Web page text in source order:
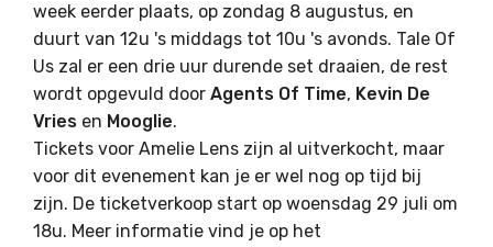
week eerder plaats, op zondag 8 augustus, en
duurt van 12u 's middags tot 10u 's avonds. Tale Of
Us zal er een drie uur durende set draaien, de rest
wordt opgevuld door Agents Of Time, Kevin De
Vries en Mooglie.
Tickets voor Amelie Lens zijn al uitverkocht, maar
voor dit evenement kan je er wel nog op tijd bij
zijn. De ticketverkoop start op woensdag 29 juli om
18u. Meer informatie vind je op het